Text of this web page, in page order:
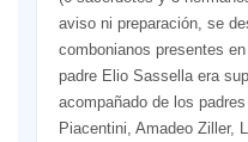
aviso ni preparación, se
combonianos presentes
padre Elio Sassella era
acompañado de los
Piacentini, Amadeo Ziller,